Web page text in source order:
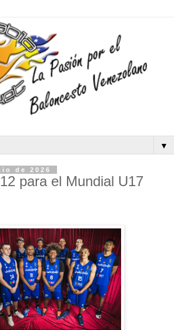
▼
de 2026
para el Mundial U17